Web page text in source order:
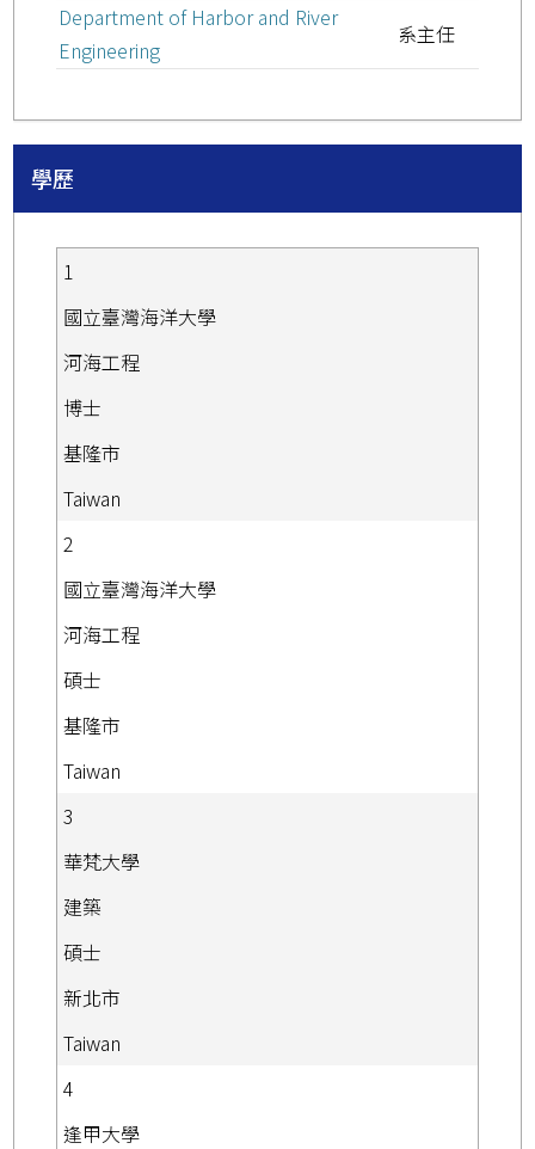
Department of Harbor and River
Engineering
系主任
學歷
1
國立臺灣海洋大學
河海工程
博士
基隆市
Taiwan
2
國立臺灣海洋大學
河海工程
碩士
基隆市
Taiwan
3
華梵大學
建築
碩士
新北市
Taiwan
4
逢甲大學